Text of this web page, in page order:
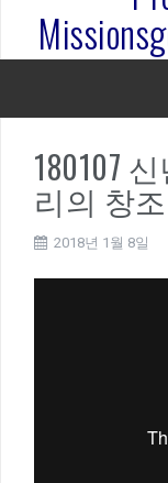
180107
리의 창
2018년 1월 8일